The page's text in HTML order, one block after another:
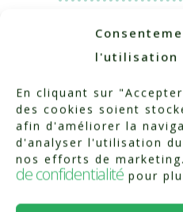
l'utilisation
En cliquant sur
des cookies soient
afin d'améliorer la
d'analyser l'utilisation
nos efforts de
de confidentialité pour